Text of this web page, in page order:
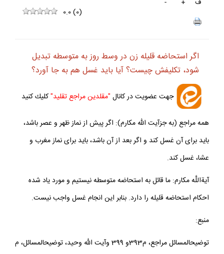
ف
+
-
0.0(0)
اگر استحاضه قليله زن در وسط روز به متوسطه تبديل
شود، تكليفش چيست؟ آيا بايد غسل هم به جا آورد؟
جهت عضويت در كانال "مقلدين مراجع تقليد"كليك كنيد
همه مراجع (به جزآيت الله مكارم): اگر پيش از نماز ظهر و عصر باشد،
بايد براى آن غسل كند و اگر بعد از آن باشد، بايد براى نماز مغرب و
عشا، غسل كند.
آيةاللَّه مكارم: ما قائل به استحاضه متوسطه نيستيم و مورد ياد شده
احكام استحاضه قليله را دارد. بنابر اين انجام غسل واجب نيست.
منبع:
توضيح‏المسائل مراجع، م393و 399 وآيت الله وحيد، توضيح‏المسائل، م